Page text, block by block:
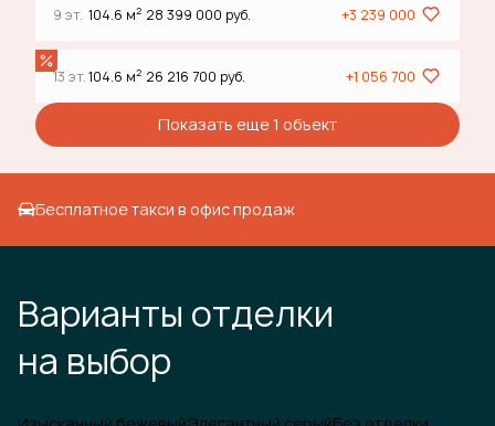
9 эт. 104.6 м2 28 399 000 руб. +3 239 000
13 эт.104.6 м2 26 216 700 руб. +1 056 700
Показать еще 1 объект
Бесплатное такси в офис продаж
Варианты отделки
на выбор